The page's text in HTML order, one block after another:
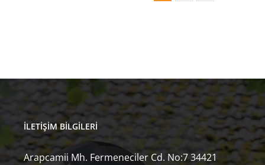
İLETIŞIM BILGILERI
Arapcamii Mh. Fermeneciler Cd. No:7 34421